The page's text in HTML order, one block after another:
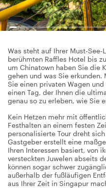
Was steht auf Ihrer Must-See-
berühmten Raffles Hotel bis
um Chinatown haben Sie die
gehen und was Sie erkunden.
Sie einen privaten Wagen
einen Tag, der Ihnen die
genau so zu erleben, wie Sie
Kein Hetzen mehr mit
Festhalten an einem festen
personalisierte Tour dreht
Gastgeber erstellt eine
Ihren Interessen basiert, von
versteckten Juwelen abseits
können sogar schwer
außerhalb der fußläufigen
aus Ihrer Zeit in Singapur